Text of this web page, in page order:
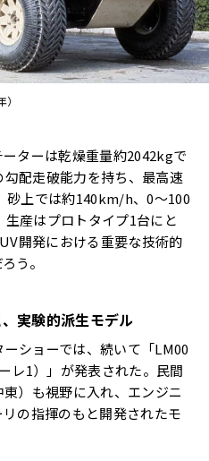
ターは乾燥重量約2042kgで
配走破能力を持ち、最高速
上では約140km/h、0〜100
産はプロトタイプ1台にと
開発における重要な技術的
う。
実験的派生モデル
ショーでは、続いて「LM00
レ1）」が発表された。民間
）も視野に入れ、エンジニ
の指揮のもと開発されたモ